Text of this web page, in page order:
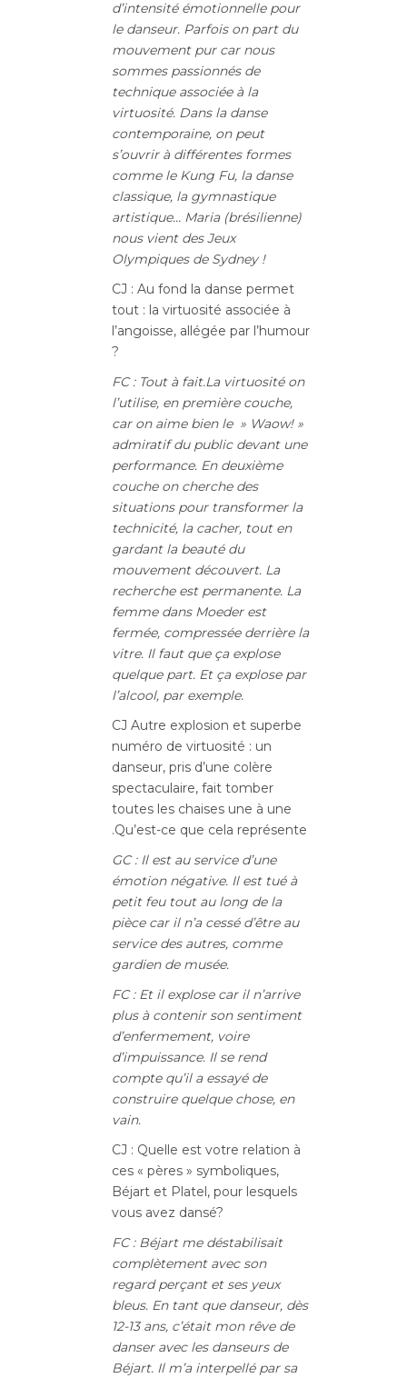
d’intensité émotionnelle pour
le danseur. Parfois on part du
mouvement pur car nous
sommes passionnés de
technique associée à la
virtuosité. Dans la danse
contemporaine, on peut
s’ouvrir à différentes formes
comme le Kung Fu, la danse
classique, la gymnastique
artistique… Maria (brésilienne)
nous vient des Jeux
Olympiques de Sydney !
CJ : Au fond la danse permet
tout : la virtuosité associée à
l’angoisse, allégée par l’humour
?
FC : Tout à fait.La virtuosité on
l’utilise, en première couche,
car on aime bien le » Waow! »
admiratif du public devant une
performance. En deuxième
couche on cherche des
situations pour transformer la
technicité, la cacher, tout en
gardant la beauté du
mouvement découvert. La
recherche est permanente. La
femme dans Moeder est
fermée, compressée derrière la
vitre. Il faut que ça explose
quelque part. Et ça explose par
l’alcool, par exemple.
CJ Autre explosion et superbe
numéro de virtuosité : un
danseur, pris d’une colère
spectaculaire, fait tomber
toutes les chaises une à une
.Qu’est-ce que cela représente
GC : Il est au service d’une
émotion négative. Il est tué à
petit feu tout au long de la
pièce car il n’a cessé d’être au
service des autres, comme
gardien de musée.
FC : Et il explose car il n’arrive
plus à contenir son sentiment
d’enfermement, voire
d’impuissance. Il se rend
compte qu’il a essayé de
construire quelque chose, en
vain.
CJ : Quelle est votre relation à
ces « pères » symboliques,
Béjart et Platel, pour lesquels
vous avez dansé?
FC : Béjart me déstabilisait
complètement avec son
regard perçant et ses yeux
bleus. En tant que danseur, dès
12-13 ans, c’était mon rêve de
danser avec les danseurs de
Béjart. Il m’a interpellé par sa